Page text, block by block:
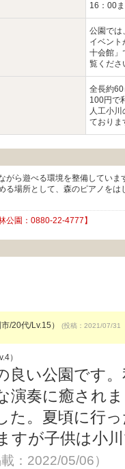
16：00
公園では
イベント
十会館」
覧くださ
全長約
100円で
人工小
ておりま
がら遊べる環境を整備していま
る場所として、森のピアノを
公園：0880-22-4777】
/20代/Lv.15） (投稿：2021/07/31
）
良い公園です
演奏に癒され
た。夏頃に行
すが子供は小
：2022/05/06）